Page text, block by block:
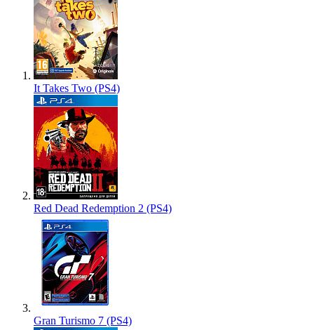
It Takes Two (PS4)
Red Dead Redemption 2 (PS4)
Gran Turismo 7 (PS4)